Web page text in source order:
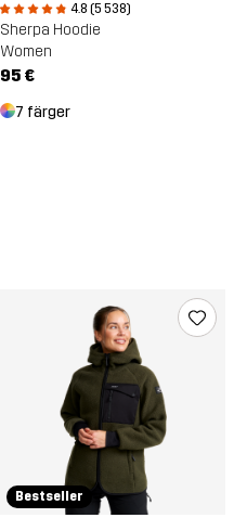
4.8 (5 538)
Sherpa Hoodie
Women
95 €
7 färger
Bestseller